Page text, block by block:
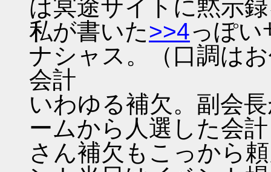
は冥途サイトに黙示
私が書いた>>4っぽ
ナシャス。（口調は
会計
いわゆる補欠。副会
ームから人選した会
さん補欠もこっから